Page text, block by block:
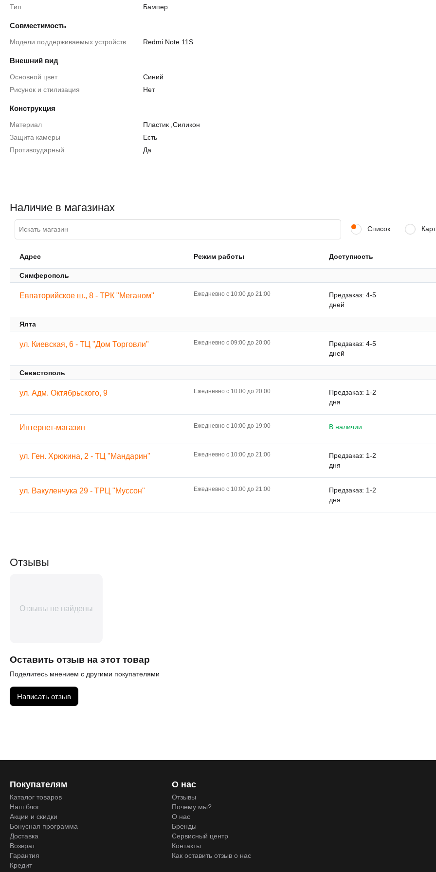
Тип
Бампер
Совместимость
Модели поддерживаемых устройств Redmi Note 11S
Внешний вид
Основной цвет
Синий
Рисунок и стилизация
Нет
Конструкция
Материал Пластик ,Силикон
Защита камеры
Есть
Противоударный
Да
Наличие в магазинах
Список
Адрес Режим работы Доступность
Симферополь
Евпаторийское ш., 8 - ТРК "Меганом" Ежедневно с 10:00 до 21:00
Предзаказ: 4-5
дней
Ялта
ул. Киевская, 6 - ТЦ "Дом Торговли" Ежедневно с 09:00 до 20:00
Предзаказ: 4-5
дней
Севастополь
ул. Адм. Октябрьского, 9 Ежедневно с 10:00 до 20:00
Предзаказ: 1-2
дня
Интернет-магазин Ежедневно с 10:00 до 19:00 В наличии
ул. Ген. Хрюкина, 2 - ТЦ "Мандарин" Ежедневно с 10:00 до 21:00
Предзаказ: 1-2
дня
ул. Вакуленчука 29 - ТРЦ "Муссон" Ежедневно с 10:00 до 21:00
Предзаказ: 1-2
дня
Отзывы
Отзывы не найдены
Оставить отзыв на этот товар
Поделитесь мнением с другими покупателями
Написать отзыв
Покупателям
Каталог товаров
Наш блог
Акции и скидки
Бонусная программа
Доставка
Возврат
Гарантия
Кредит
О нас
Отзывы
Почему мы?
О нас
Бренды
Сервисный центр
Контакты
Как оставить отзыв о нас